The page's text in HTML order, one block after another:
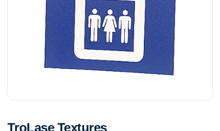
TroLase Textures